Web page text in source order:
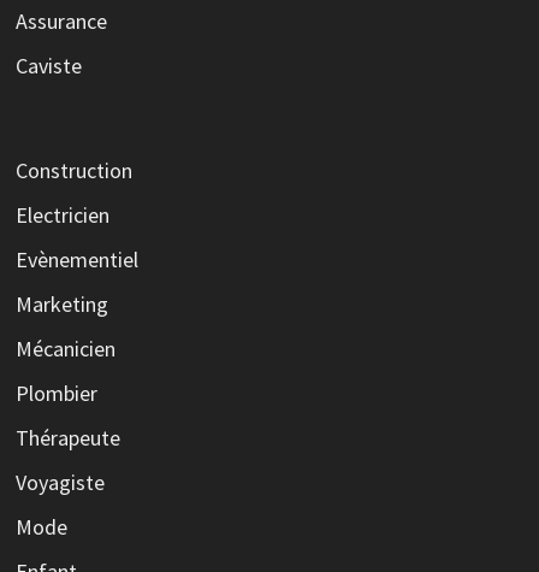
Assurance
Caviste
Construction
Electricien
Evènementiel
Marketing
Mécanicien
Plombier
Thérapeute
Voyagiste
Mode